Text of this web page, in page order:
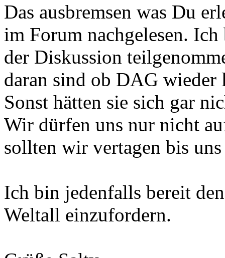
Das ausbremsen was Du
im Forum nachgelesen.
der Diskussion
daran sind ob DAG
Sonst hätten sie sich gar
Wir dürfen uns nur nicht
sollten wir vertagen bis
Ich bin jedenfalls bereit
Weltall einzufordern.